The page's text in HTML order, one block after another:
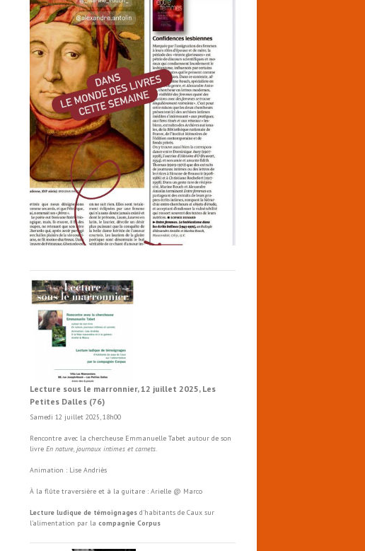
Lecture sous le marronnier, 12 juillet 2025, Les
Petites Dalles (76)
Samedi 12 juillet 2025, 18h00
Rencontre avec la chercheuse Emmanuelle Tabet autour de son
livreEn nature, journaux intimes et carnets.
Animation : Lise Andriès
À la flûte traversière et à la guitare : Arielle @ Marco
Lecture ludique de témoignages d'habitants de Caux sur
l'alimentation par lacompagnie Corpus